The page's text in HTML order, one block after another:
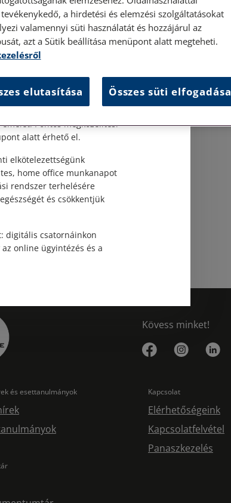
Kövess minket!
és esettanulmányok Kapcsolat
Elérhetőségeink
Kapcsolatfelvétel
Panaszkezelés
időpontegyeztetés
Pontos megközelítési
alatt érhető el.
elkötelezettségünk
home office munkanapot
rendszer terhelésére
és csökkentjük
digitális csatornáinkon
online ügyintézés és a
a hirdetési és elemzési szolgáltatásokat
valamennyi süti használatát és hozzájárul az
azt a Sütik beállítása menüpont alatt megteheti.
elutasítása Összes süti elfogadása